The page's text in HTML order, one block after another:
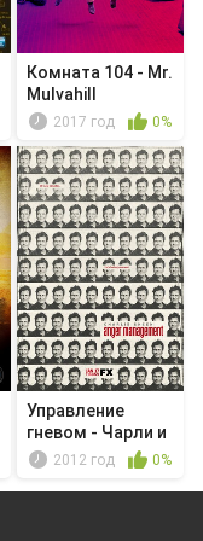
Комната 104 - Mr.
Mulvahill
2017 год 0%
Управление
гневом - Чарли и
дочь его ...
2012 год 0%